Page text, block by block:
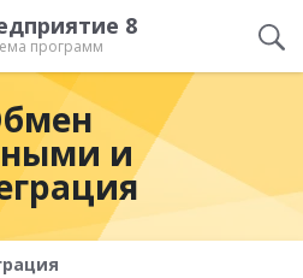
8
программ
и